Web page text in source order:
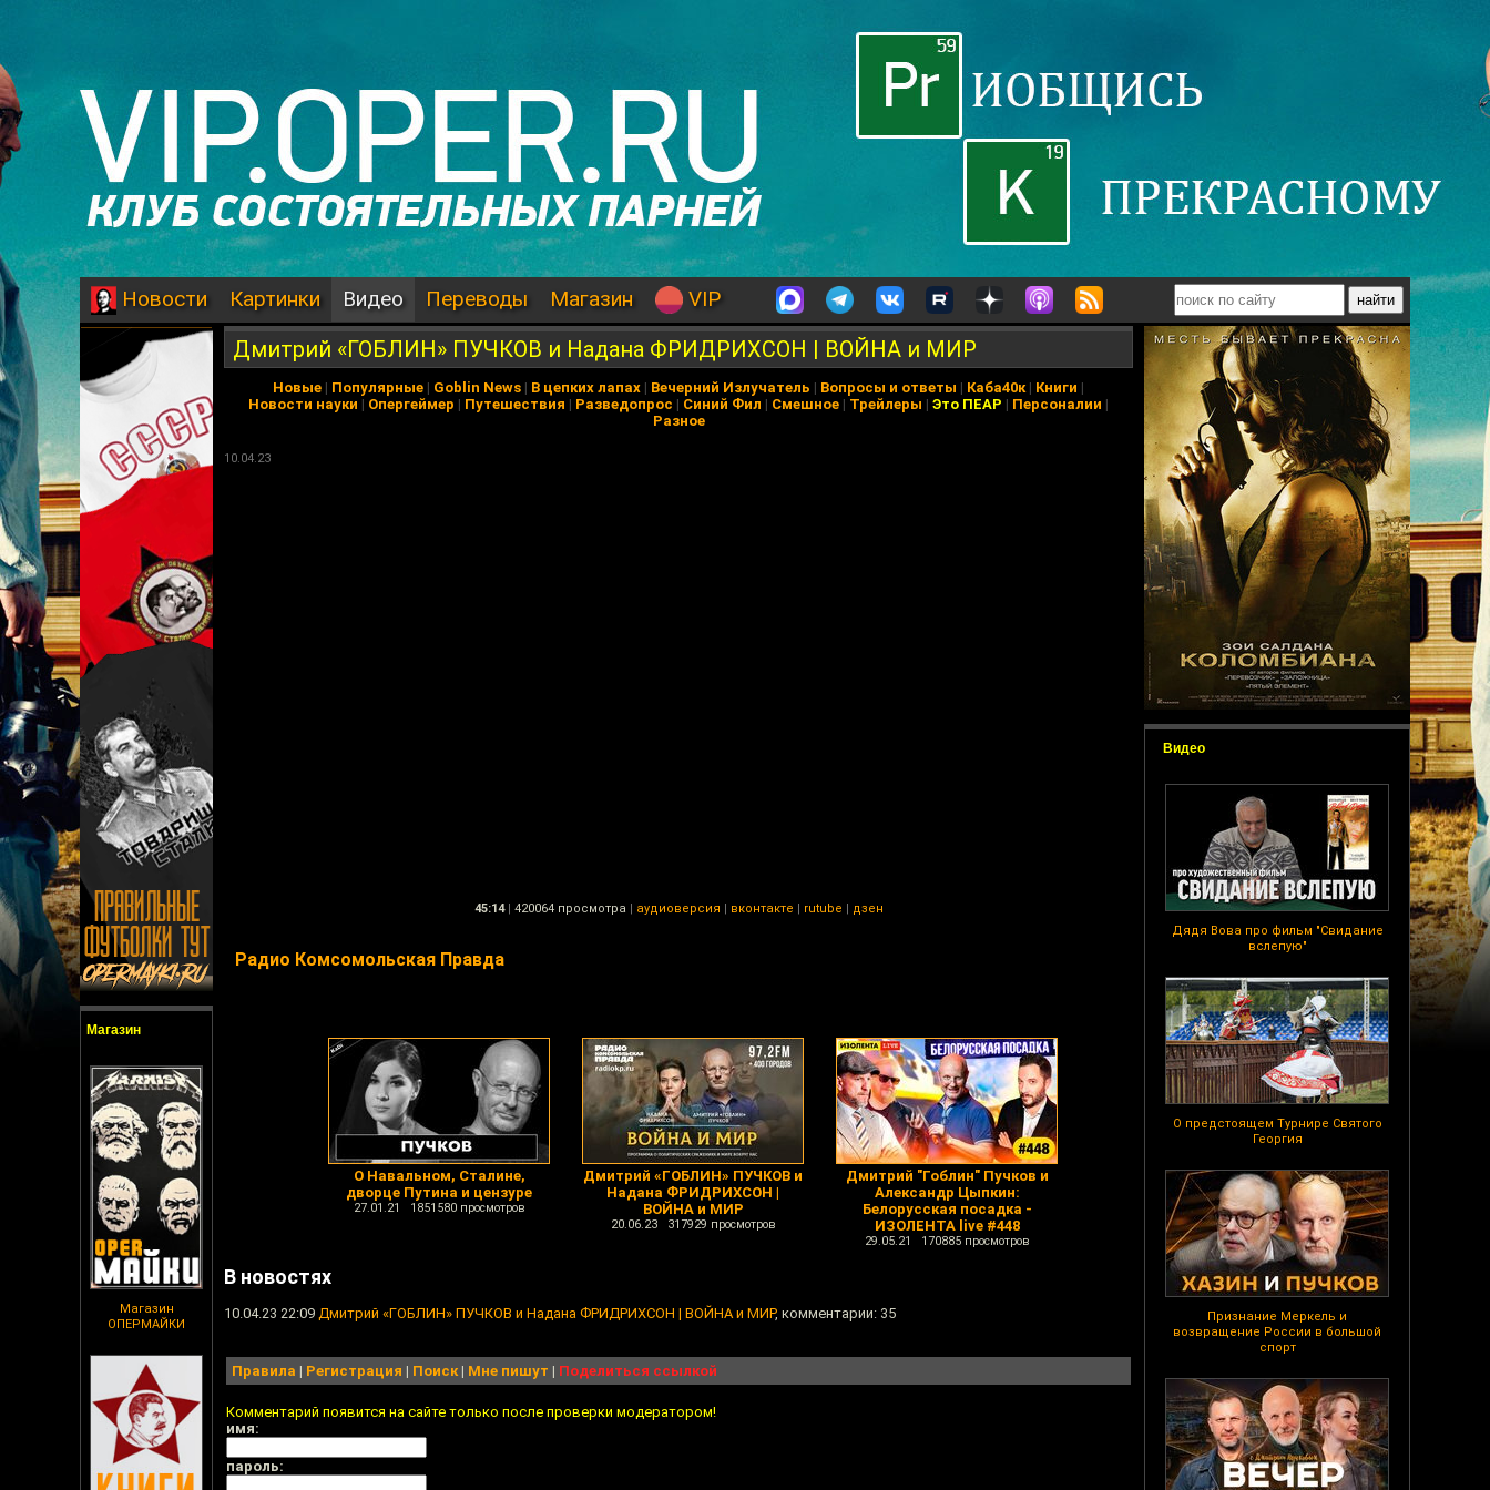
Новости Картинки Видео Переводы Магазин VIP
Магазин
Магазин
ОПЕРМАЙКИ
Видео
Дядя Вова про фильм "Свидание
вслепую"
О предстоящем Турнире Святого
Георгия
Признание Меркель и
возвращение России в большой
спорт
Дмитрий «ГОБЛИН» ПУЧКОВ и Надана ФРИДРИХСОН | ВОЙНА и МИР
Новые | Популярные | Goblin News | В цепких лапах | Вечерний Излучатель | Вопросы и ответы | Каба40к| Книги |
Новости науки | Опергеймер | Путешествия | Разведопрос | Синий Фил | Смешное | Трейлеры | Это ПЕАР | Персоналии |
Разное
10.04.23
45:14 | 420064 просмотра | аудиоверсия | вконтакте | rutube | дзен
Радио Комсомольская Правда
О Навальном, Сталине,
дворце Путина и цензуре
27.01.21 1851580 просмотров
Дмитрий «ГОБЛИН» ПУЧКОВ и
Надана ФРИДРИХСОН |
ВОЙНА и МИР
20.06.23 317929 просмотров
Дмитрий "Гоблин" Пучков и
Александр Цыпкин:
Белорусская посадка -
ИЗОЛЕНТА live #448
29.05.21 170885 просмотров
В новостях
10.04.23 22:09 Дмитрий «ГОБЛИН» ПУЧКОВ и Надана ФРИДРИХСОН | ВОЙНА и МИР, комментарии: 35
Правила | Регистрация | Поиск| Мне пишут | Поделиться ссылкой
Комментарий появится на сайте только после проверки модератором!
имя:
пароль: